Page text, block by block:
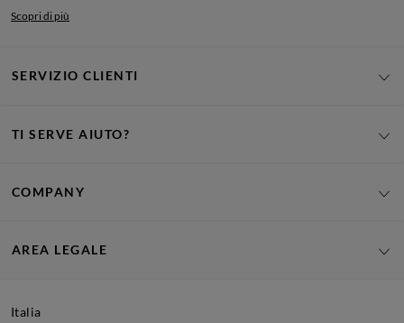
Scopri di più
SERVIZIO CLIENTI
TI SERVE AIUTO?
COMPANY
AREA LEGALE
Italia